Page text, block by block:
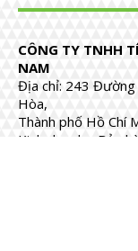
CÔNG TY TNHH
NAM
Địa chỉ: 243 Đường
Hòa,
Thành phố Hồ Chí
Kinh doanh - Bảo